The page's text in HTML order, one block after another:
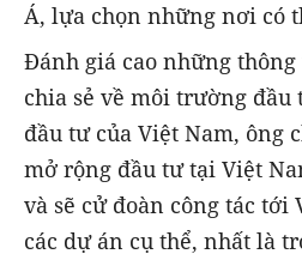
Á, lựa chọn những nơi có
Đánh giá cao những
chia sẻ về môi trường
đầu tư của Việt Nam, ông
mở rộng đầu tư tại Việt
và sẽ cử đoàn công tác tới
các dự án cụ thể, nhất là